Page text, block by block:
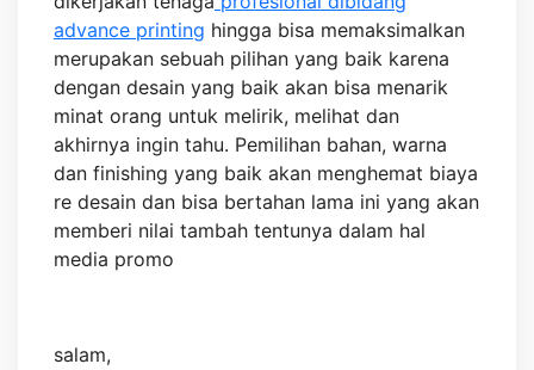
advance printing hingga bisa memaksimalkan
merupakan sebuah pilihan yang baik karena
dengan desain yang baik akan bisa menarik
minat orang untuk melirik, melihat dan
akhirnya ingin tahu. Pemilihan bahan, warna
dan finishing yang baik akan menghemat biaya
re desain dan bisa bertahan lama ini yang akan
memberi nilai tambah tentunya dalam hal
media promo
salam,